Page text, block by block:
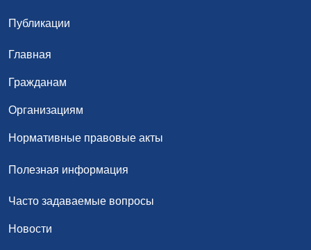
Публикации
Главная
Гражданам
Организациям
Нормативные правовые акты
Полезная информация
Часто задаваемые вопросы
Новости